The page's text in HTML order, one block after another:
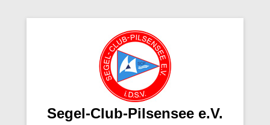
Segel-Club-Pilsensee e.V.